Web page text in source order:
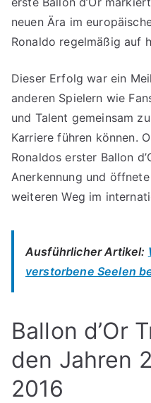
neuen Ära im
Ronaldo regelmäßig auf
Dieser Erfolg war ein
anderen Spielern wie
und Talent gemeinsam
Karriere führen können.
Ronaldos erster Ballon
Anerkennung und
weiteren Weg im
Ausführlicher Artikel:
verstorbene Seelen
Ballon d’Or
den Jahren
2016